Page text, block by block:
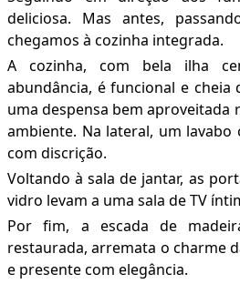
deliciosa. Mas antes,
chegamos à cozinha integrada.
A cozinha, com bela ilha
abundância, é funcional e cheia
uma despensa bem aproveitada
ambiente. Na lateral, um lavabo
com discrição.
Voltando à sala de jantar, as
vidro levam a uma sala de TV
Por fim, a escada de
restaurada, arremata o charme
e presente com elegância.